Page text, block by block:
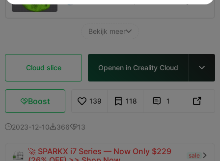
Bekijk meer
Cloud slice Openen in Creality Cloud 
Boost 139 118  1 
2023-12-1036613
🚀 SPARKX i7 Series — Now Only $229
sale 